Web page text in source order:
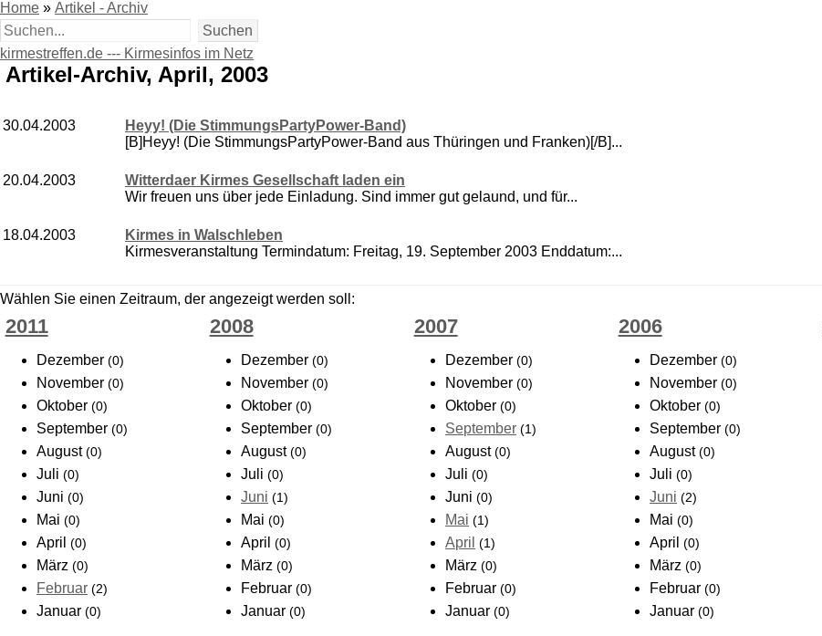
Home » Artikel - Archiv
kirmestreffen.de --- Kirmesinfos im Netz
Artikel-Archiv, April, 2003
30.04.2003
Heyy! (Die StimmungsPartyPower-Band)
[B]Heyy! (Die StimmungsPartyPower-Band aus Thüringen und Franken)[/B]...
20.04.2003
Witterdaer Kirmes Gesellschaft laden ein
Wir freuen uns über jede Einladung. Sind immer gut gelaund, und für...
18.04.2003
Kirmes in Walschleben
Kirmesveranstaltung Termindatum: Freitag, 19. September 2003 Enddatum:...
Wählen Sie einen Zeitraum, der angezeigt werden soll:
2011
Dezember (0)
November (0)
Oktober (0)
September (0)
August (0)
Juli (0)
Juni (0)
Mai (0)
April (0)
März (0)
Februar (2)
Januar (0)
2008
Dezember(0)
November(0)
Oktober(0)
September(0)
August(0)
Juli(0)
Juni (1)
Mai(0)
April(0)
März(0)
Februar(0)
Januar(0)
2007
Dezember(0)
November(0)
Oktober(0)
September (1)
August(0)
Juli(0)
Juni(0)
Mai (1)
April (1)
März(0)
Februar(0)
Januar(0)
2006
Dezember(0)
November(0)
Oktober(0)
September(0)
August(0)
Juli(0)
Juni (2)
Mai(0)
April(0)
März(0)
Februar(0)
Januar(0)